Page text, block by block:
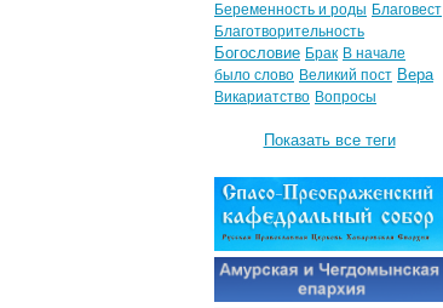
Беременность и роды Благовест
Благотворительность
Богословие Брак В начале
было слово Великий пост Вера
Викариатство Вопросы
Показать все теги